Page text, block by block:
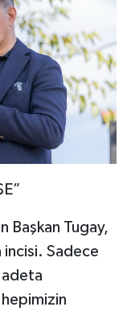
Başkan Tugay,
Sadece